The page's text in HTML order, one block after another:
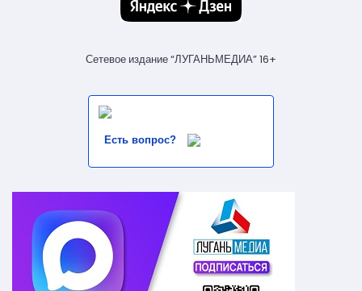
Сетевое издание “ЛУГАНЬМЕДИА” 16+
Есть вопрос?